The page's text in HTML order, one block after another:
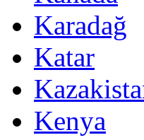
Karadağ
Katar
Kenya